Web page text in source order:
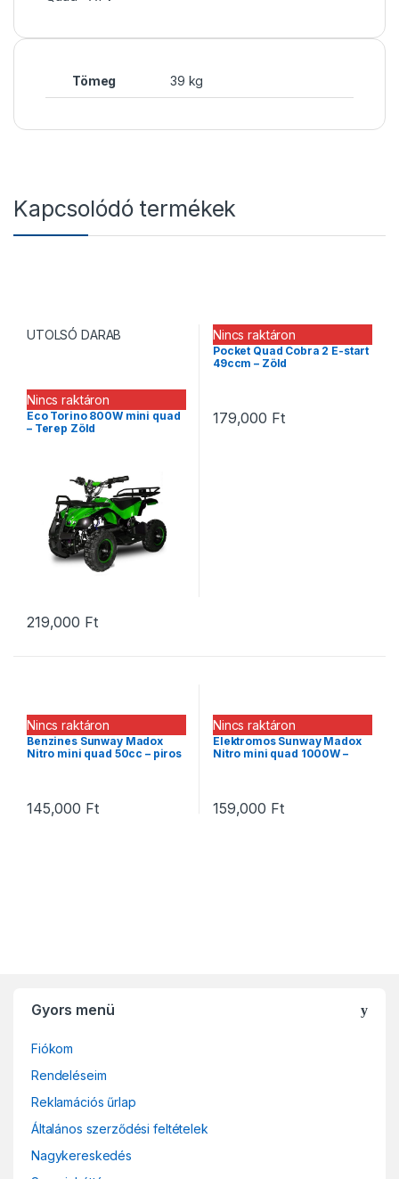
Tömeg 39 kg
Kapcsolódó termékek
UTOLSÓ DARAB
Nincs raktáron
Eco Torino 800W mini quad
– Terep Zöld
219,000 Ft
Nincs raktáron
Pocket Quad Cobra 2 E-start
49ccm – Zöld
179,000 Ft
Nincs raktáron
Benzines Sunway Madox
Nitro mini quad 50cc – piros
145,000 Ft
Nincs raktáron
Elektromos Sunway Madox
Nitro mini quad 1000W –
159,000 Ft
Gyors menü
Fiókom
Rendeléseim
Reklamációs űrlap
Általános szerződési feltételek
Nagykereskedés